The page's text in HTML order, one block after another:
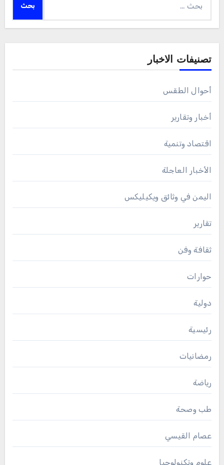
عن:
تصنيفات الاخبار
أحوال الطقس
أخبار وتقارير
اقتصاد وتنمية
الأخبار العاجلة
اليمن في وثائق ويكيليكس
تقارير
ثقافة وفن
حوارات
دولية
رئيسية
رمضانيات
رياضة
طب وصحة
عصام القيسي
علوم وتكنولوجيا